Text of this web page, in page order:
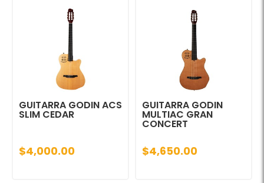
GUITARRA GODIN ACS
SLIM CEDAR
$4,000.00
GUITARRA GODIN
MULTIAC GRAN
CONCERT
$4,650.00